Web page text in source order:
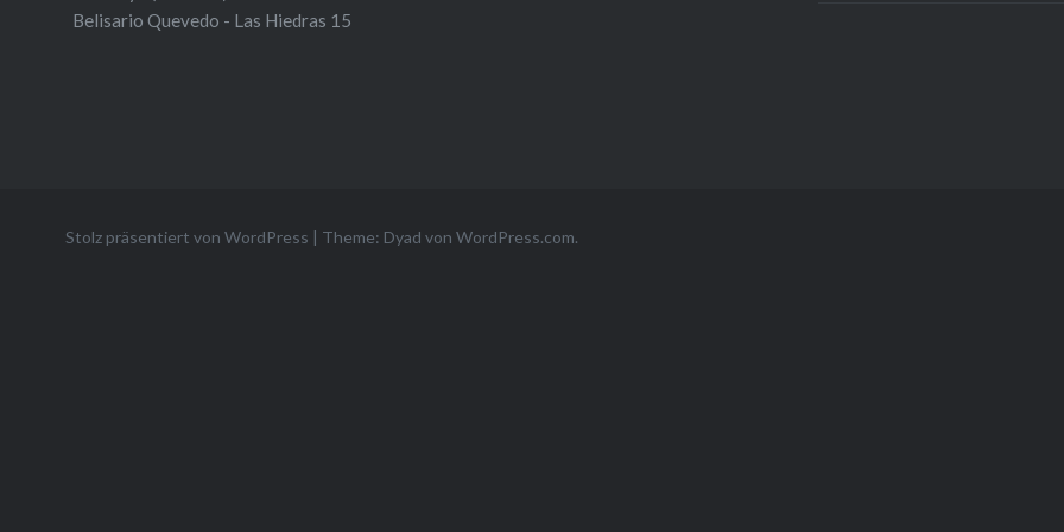
Belisario Quevedo - Las Hiedras 15
Stolz präsentiert von WordPress | Theme: Dyad von WordPress.com.